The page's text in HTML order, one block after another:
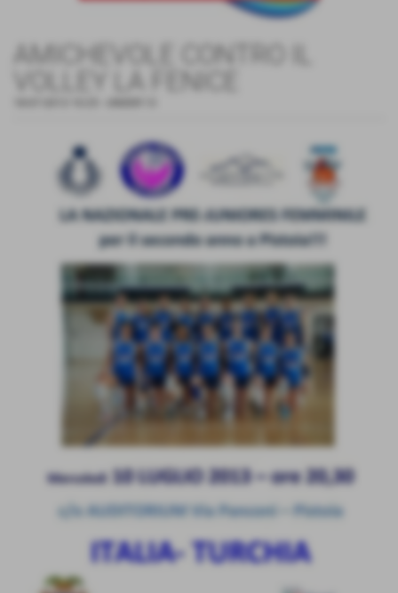
AMICHEVOLE CONTRO IL
VOLLEY LA FENICE